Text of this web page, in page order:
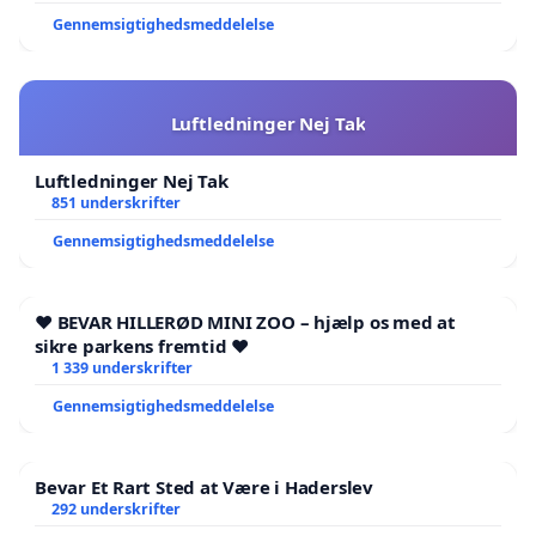
lokal aftaler aldrig' har været til afstemning hos
TR. Er valgt, til og af de ansatte, men er et sted på
vejen, blevet ejendom for lederne, TR, skal' tilbage
til medlemmerne .
skriv under
såh vi engang' for alle kan få synlig gjort vores
dårlige arbejdsmiljø og arbejdsbetingelser
Gennemsigtighedsmeddelelse
Luftledninger Nej Tak
Luftledninger Nej Tak
851 underskrifter
Gennemsigtighedsmeddelelse
❤️ BEVAR HILLERØD MINI ZOO – hjælp os med at
sikre parkens fremtid ❤️
1 339 underskrifter
Gennemsigtighedsmeddelelse
Bevar Et Rart Sted at Være i Haderslev
292 underskrifter